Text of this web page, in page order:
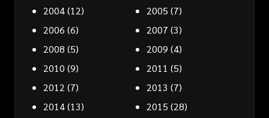
2004(12) 2005 (7)
2006 (6) 2007 (3)
2008 (5) 2009 (4)
2010 (9) 2011 (5)
2012 (7) 2013 (7)
2014(13) 2015 (28)